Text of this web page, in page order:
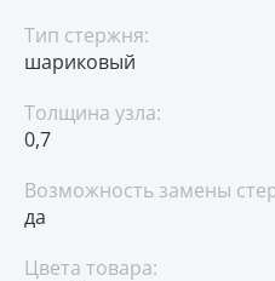
Тип стержня:
шариковый
Толщина узла:
0,7
Возможность замены
да
Цвета товара: